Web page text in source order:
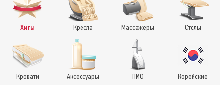
Хиты Кресла Массажеры Столы
Кровати Аксессуары ПМО Корейские